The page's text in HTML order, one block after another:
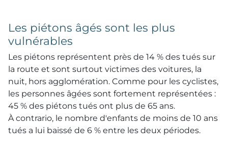
Les piétons âgés sont les plus
vulnérables
Les piétons représentent près de 14 % des tués sur
la route et sont surtout victimes des voitures, la
nuit, hors agglomération. Comme pour les cyclistes,
les personnes âgées sont fortement représentées :
45 % des piétons tués ont plus de 65 ans.
À contrario, le nombre d'enfants de moins de 10 ans
tués a lui baissé de 6 % entre les deux périodes.